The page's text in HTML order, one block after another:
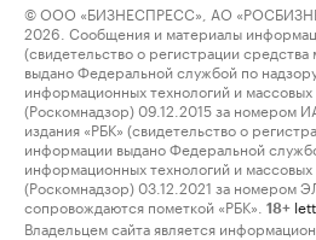
© ООО «БИЗНЕСПРЕСС», АО
2026. Сообщения и материалы
(свидетельство о регистрации
выдано Федеральной службой по
информационных технологий и
(Роскомнадзор) 09.12.2015 за номером
издания «РБК» (свидетельство о
информации выдано Федеральной
информационных технологий и
(Роскомнадзор) 03.12.2021 за номером
сопровождаются пометкой «РБК».
18+
Владельцем сайта является